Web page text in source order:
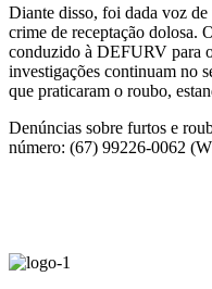
Diante disso, foi dada voz
crime de receptação dolosa.
conduzido à DEFURV para
investigações continuam no
que praticaram o roubo,
Denúncias sobre furtos e
número: (67) 99226-0062